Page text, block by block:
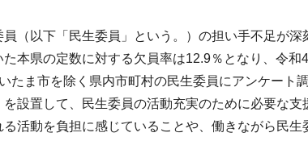
（以下「民生委員」という。）の担い手不足が
本県の定数に対する欠員率は12.9％となり、令和
たま市を除く県内市町村の民生委員にアンケート
設置して、民生委員の活動充実のために必要な
活動を負担に感じていることや、働きながら民